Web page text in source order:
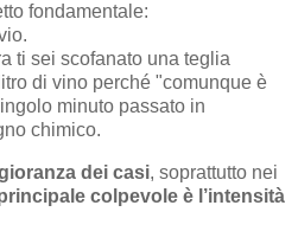
fondamentale:
ti sei scofanato una teglia
di vino perché "comunque è
minuto passato in
chimico.
dei casi, soprattutto nei
colpevole è l’intensità